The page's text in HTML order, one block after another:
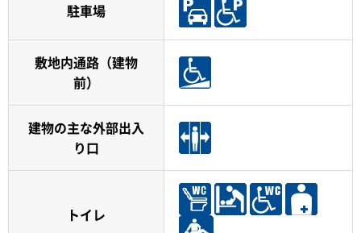
駐車場
敷地内通路（建物
前）
建物の主な外部出入
り口
トイレ